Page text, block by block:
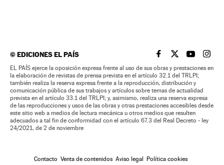
©EDICIONES EL PAÍS EL PAÍS BRASIL EN
EL PAÍSEL PAÍS
EL
EL PAÍS ejerce la oposición expresa frente al uso de sus obras y prestaciones en
la elaboración de revistas de prensa prevista en el artículo 32.1 del TRLPI;
también realiza la reserva expresa frente a la reproducción, distribución y
comunicación pública de sus trabajos y artículos sobre temas de actualidad
prevista en el artículo 33.1 del TRLPI; y, asimismo, realiza una reserva expresa
de las reproducciones y usos de las obras y otras prestaciones accesibles desde
este sitio web a medios de lectura mecánica u otros medios que resulten
adecuados a tal fin de conformidad con el artículo 67.3 del Real Decreto - ley
24/2021, de 2 de noviembre
Contacto Venta de contenidos Aviso legal Política cookies